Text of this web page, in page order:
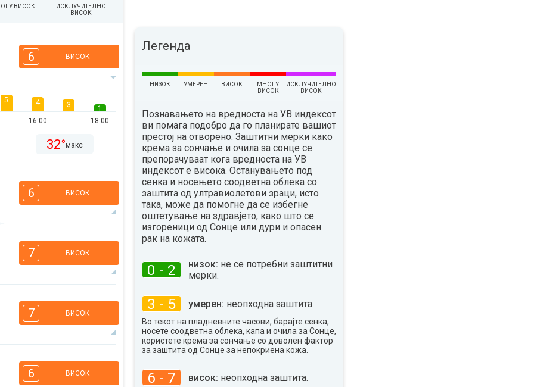
ВИСОК
ИСКЛУЧИТЕЛНО
ВИСОК
6 ВИСОК
5 4
16:00
3
1
18:00
32°макс
6 ВИСОК
16:00
3
2
29°
7 ВИСОК
16:00
3
28°макс
7 ВИСОК
4
16:00
3
6 ВИСОК
Легенда
НИЗОК УМЕРЕН ВИСОК
МНОГУ
ВИСОК
ИСКЛУЧИТЕЛНО
ВИСОК
Познавањето на вредноста на УВ индексот
ви помага подобро да го планирате вашиот
престој на отворено. Заштитни мерки како
крема за сончање и очила за сонце се
препорачуваат кога вредноста на УВ
индексот е висока. Останувањето под
сенка и носењето соодветна облека со
заштита од ултравиолетови зраци, исто
така, може да помогне да се избегне
оштетување на здравјето, како што се
изгореници од Сонце или дури и опасен
рак на кожата.
0 - 2 низок: не се потребни заштитни
мерки.
3 - 5 умерен: неопходна заштита.
Во текот на пладневните часови, барајте сенка,
носете соодветна облека, капа и очила за Сонце,
користете крема за сончање со доволен фактор
за заштита од Сонце за непокриена кожа.
6 - 7 висок: неопходна заштита.